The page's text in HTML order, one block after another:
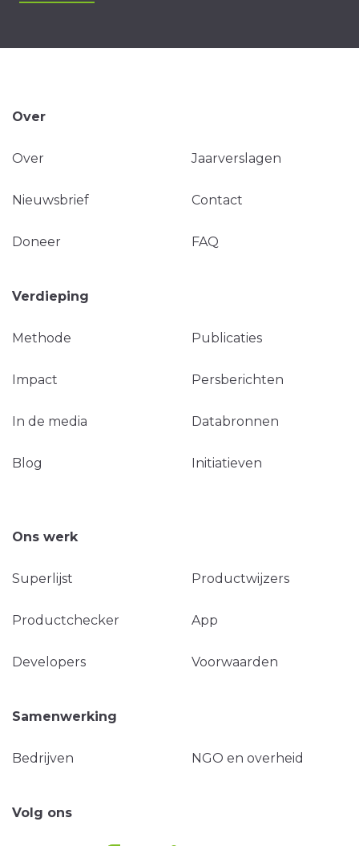
Over
Over Jaarverslagen
Nieuwsbrief Contact
Doneer FAQ
Verdieping
Methode Publicaties
Impact Persberichten
In de media Databronnen
Blog Initiatieven
Ons werk
Superlijst Productwijzers
Productchecker App
Developers Voorwaarden
Samenwerking
Bedrijven NGO en overheid
Volg ons